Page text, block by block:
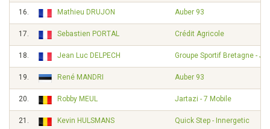
16. Mathieu DRUJON Auber 93
17. Sebastien PORTAL Crédit Agricole
18. Jean Luc DELPECH Groupe Sportif Bretagne -
19. René MANDRI Auber 93
20. Robby MEUL Jartazi - 7 Mobile
21. Kevin HULSMANS Quick Step - Innergetic